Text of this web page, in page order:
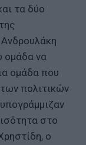
τα δύο
ομάδα να
ομάδα που
πολιτικών
στο
ο